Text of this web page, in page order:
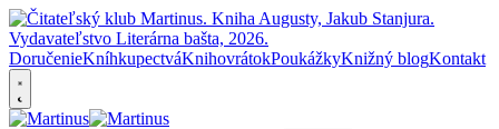
DoručenieKníhkupectváKnihovrátokPoukážkyKnižný blogKontakt